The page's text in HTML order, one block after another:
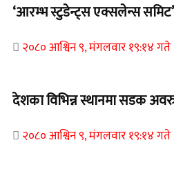
‘आरम्भ स्टुडेन्ट्स एक्सलेन्स
२०८० आश्विन ९, मंगलवार १९:१४ गते
देशका विभिन्न स्थानमा सडक
२०८० आश्विन ९, मंगलवार १९:१४ गते